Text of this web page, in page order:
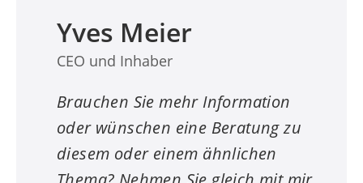
Yves Meier
CEO und Inhaber
Brauchen Sie mehr Information
oder wünschen eine Beratung zu
diesem oder einem ähnlichen